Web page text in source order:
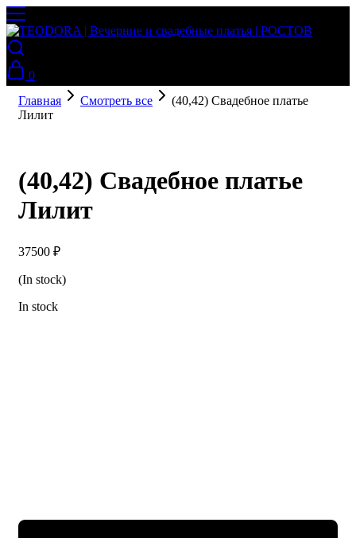
0
Главная
Смотреть все
(40,42) Свадебное платье
Лилит
(40,42) Свадебное платье
Лилит
37500 ₽
(In stock)
In stock